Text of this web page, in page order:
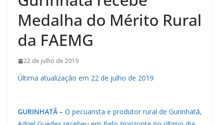
Medalha do Mérito Rural
da FAEMG
22 de julho de 2019
Última atualização em 22 de julho de 2019
GURINHATÃ – O pecuarista e produtor rural de Gurinhatã,